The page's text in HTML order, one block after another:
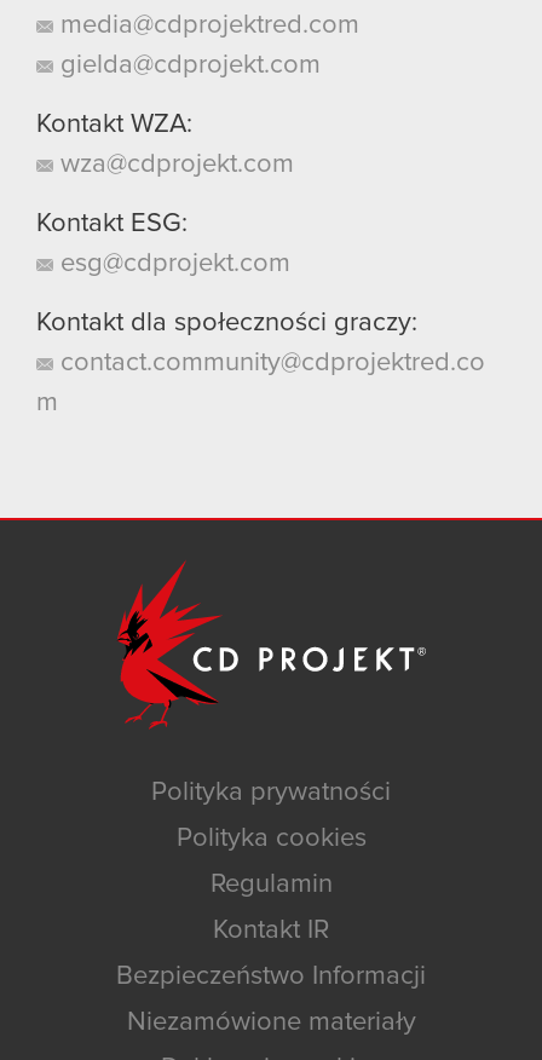
media@cdprojektred.com
gielda@cdprojekt.com
Kontakt WZA:
wza@cdprojekt.com
Kontakt ESG:
esg@cdprojekt.com
Kontakt dla społeczności graczy:
contact.community@cdprojektred.co
m
Polityka prywatności
Polityka cookies
Regulamin
Kontakt IR
Bezpieczeństwo Informacji
Niezamówione materiały